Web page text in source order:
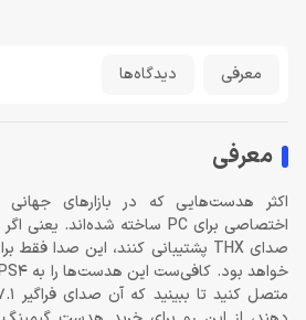
معرفی دیدگاه‌ها
معرفی
اکثر هدست‌هایی که در بازارهای